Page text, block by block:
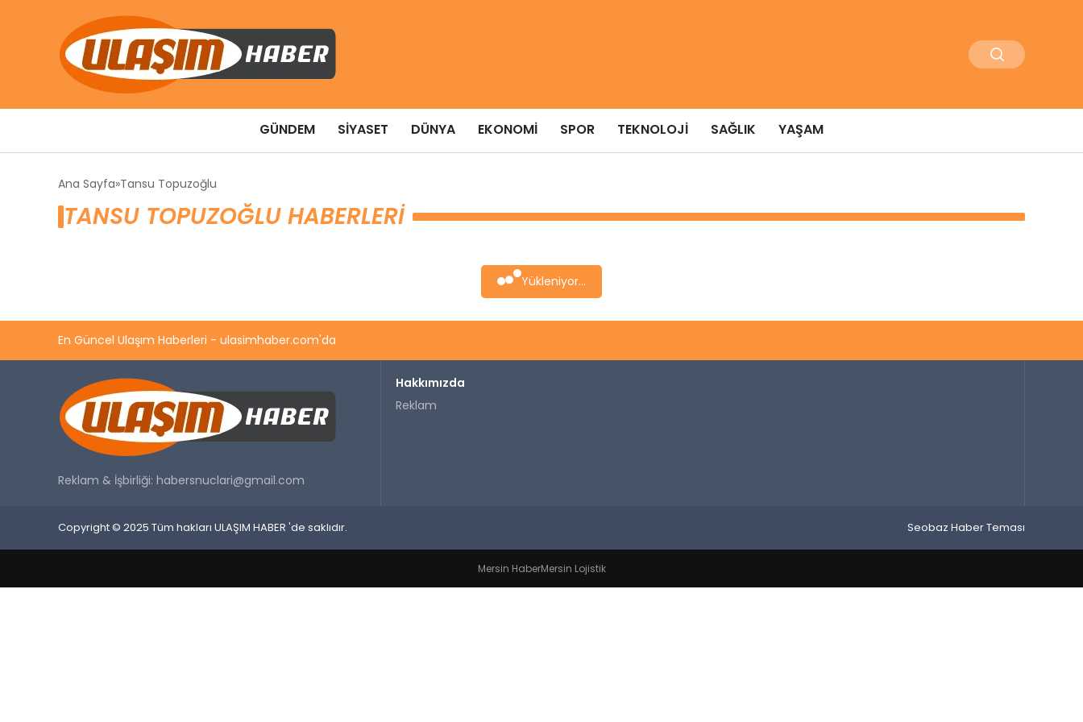
GÜNDEM SIYASET DÜNYA EKONOMI SPOR TEKNOLOJI SAĞLIK YAŞAM
Ana Sayfa Tansu Topuzoğlu
TANSU TOPUZOĞLU HABERLERI
Yükleniyor...
En Güncel Ulaşım Haberleri - ulasimhaber.com'da
Reklam & İşbirliği: habersnuclari@gmail.com
Hakkımızda
Reklam
Copyright © 2025 Tüm hakları ULAŞIM HABER 'de saklıdır. Seobaz Haber Teması
Mersin HaberMersin Lojistik